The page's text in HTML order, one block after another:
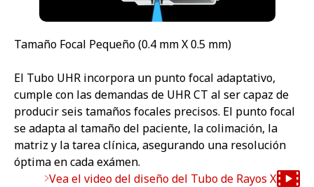
Tamaño Focal Pequeño (0.4 mm X 0.5 mm)
El Tubo UHR incorpora un punto focal adaptativo,
cumple con las demandas de UHR CT al ser capaz de
producir seis tamaños focales precisos. El punto focal
se adapta al tamaño del paciente, la colimación, la
matriz y la tarea clínica, asegurando una resolución
óptima en cada exámen.
Vea el video del diseño del Tubo de Rayos X